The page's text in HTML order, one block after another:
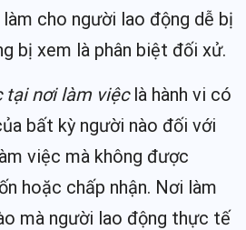
cho người lao động dễ bị
bị xem là phân biệt đối xử.
tại nơi làm việclà hành vi có
bất kỳ người nào đối với
việc mà không được
hoặc chấp nhận. Nơi làm
mà người lao động thực tế